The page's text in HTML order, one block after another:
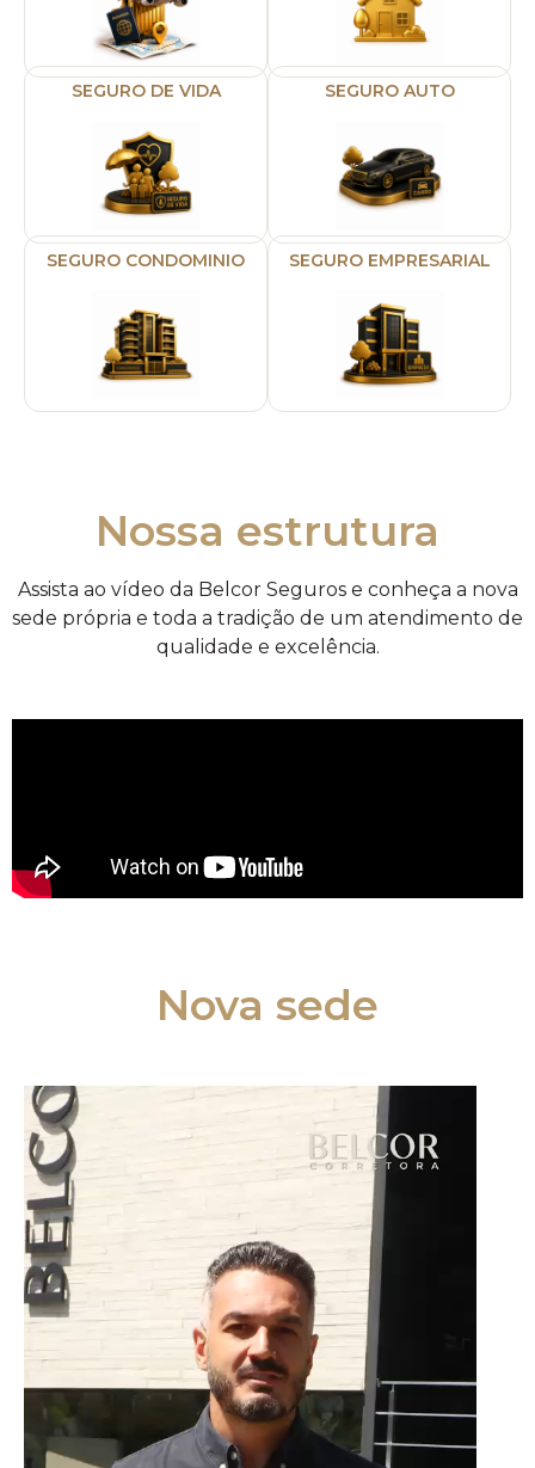
SEGURO DE VIDA SEGURO AUTO
SEGURO CONDOMINIO SEGURO EMPRESARIAL
Nossa estrutura
Assista ao vídeo da Belcor Seguros e conheça a nova
sede própria e toda a tradição de um atendimento de
qualidade e excelência.
Nova sede